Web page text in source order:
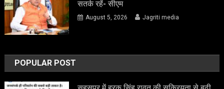
सतर्क रहें- सीएम
August 5, 2026 Jagriti media
POPULAR POST